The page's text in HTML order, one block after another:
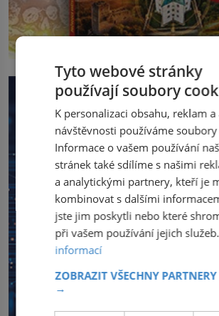
Tyto webové stránky
používají soubory
K personalizaci obsahu, reklam a
návštěvnosti používáme
Informace o vašem používání
stránek také sdílíme s našimi
a analytickými partnery, kteří je
kombinovat s dalšími
jste jim poskytli nebo které
při vašem používání jejich
informací
ZOBRAZIT VŠECHNY PARTNERY
→